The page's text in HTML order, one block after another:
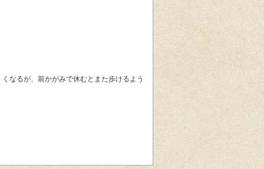
なるが、前かがみで休むとまた歩けるよう